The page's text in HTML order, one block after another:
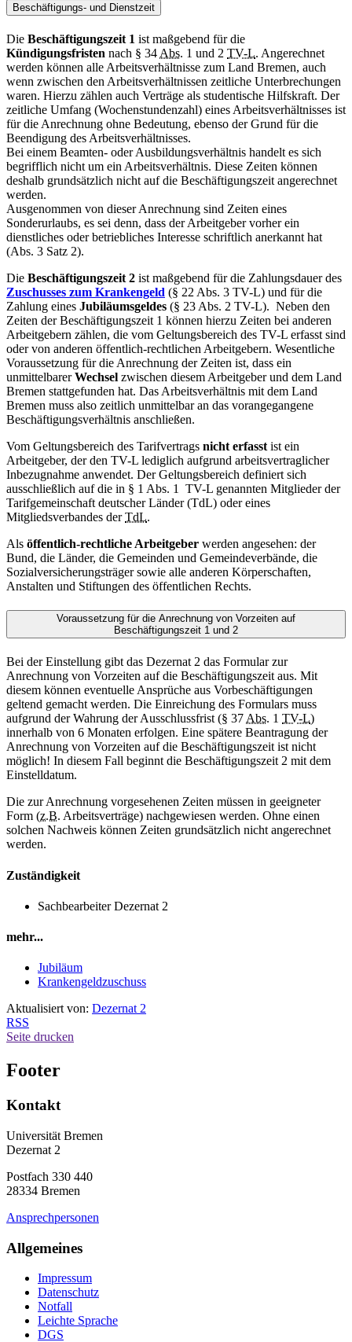
Beschäftigungs- und Dienstzeit
Die Beschäftigungszeit 1 ist maßgebend für die
Kündigungsfristen nach § 34 Abs. 1 und 2 TV-L. Angerechnet
werden können alle Arbeitsverhältnisse zum Land Bremen, auch
wenn zwischen den Arbeitsverhältnissen zeitliche Unterbrechungen
waren. Hierzu zählen auch Verträge als studentische Hilfskraft. Der
zeitliche Umfang (Wochenstundenzahl) eines Arbeitsverhältnisses ist
für die Anrechnung ohne Bedeutung, ebenso der Grund für die
Beendigung des Arbeitsverhältnisses.
Bei einem Beamten- oder Ausbildungsverhältnis handelt es sich
begrifflich nicht um ein Arbeitsverhältnis. Diese Zeiten können
deshalb grundsätzlich nicht auf die Beschäftigungszeit angerechnet
werden.
Ausgenommen von dieser Anrechnung sind Zeiten eines
Sonderurlaubs, es sei denn, dass der Arbeitgeber vorher ein
dienstliches oder betriebliches Interesse schriftlich anerkannt hat
(Abs. 3 Satz 2).
Die Beschäftigungszeit 2 ist maßgebend für die Zahlungsdauer des
Zuschusses zum Krankengeld (§ 22 Abs. 3 TV-L) und für die
Zahlung eines Jubiläumsgeldes (§ 23 Abs. 2 TV-L). Neben den
Zeiten der Beschäftigungszeit 1 können hierzu Zeiten bei anderen
Arbeitgebern zählen, die vom Geltungsbereich des TV-L erfasst sind
oder von anderen öffentlich-rechtlichen Arbeitgebern. Wesentliche
Voraussetzung für die Anrechnung der Zeiten ist, dass ein
unmittelbarerWechsel zwischen diesem Arbeitgeber und dem Land
Bremen stattgefunden hat. Das Arbeitsverhältnis mit dem Land
Bremen muss also zeitlich unmittelbar an das vorangegangene
Beschäftigungsverhältnis anschließen.
Vom Geltungsbereich des Tarifvertrags nicht erfasst ist ein
Arbeitgeber, der den TV-L lediglich aufgrund arbeitsvertraglicher
Inbezugnahme anwendet. Der Geltungsbereich definiert sich
ausschließlich auf die in § 1 Abs. 1 TV-L genannten Mitglieder der
Tarifgemeinschaft deutscher Länder (TdL) oder eines
Mitgliedsverbandes derTdL.
Als öffentlich-rechtliche Arbeitgeber werden angesehen: der
Bund, die Länder, die Gemeinden und Gemeindeverbände, die
Sozialversicherungsträger sowie alle anderen Körperschaften,
Anstalten und Stiftungen des öffentlichen Rechts.
Voraussetzung für die Anrechnung von Vorzeiten auf
Beschäftigungszeit 1 und 2
Bei der Einstellung gibt das Dezernat 2 das Formular zur
Anrechnung von Vorzeiten auf die Beschäftigungszeit aus. Mit
diesem können eventuelle Ansprüche aus Vorbeschäftigungen
geltend gemacht werden. Die Einreichung des Formulars muss
aufgrund der Wahrung der Ausschlussfrist (§ 37 Abs. 1 TV-L)
innerhalb von 6 Monaten erfolgen. Eine spätere Beantragung der
Anrechnung von Vorzeiten auf die Beschäftigungszeit ist nicht
möglich! In diesem Fall beginnt die Beschäftigungszeit 2 mit dem
Einstelldatum.
Die zur Anrechnung vorgesehenen Zeiten müssen in geeigneter
Form (z.B. Arbeitsverträge) nachgewiesen werden. Ohne einen
solchen Nachweis können Zeiten grundsätzlich nicht angerechnet
werden.
Zuständigkeit
Sachbearbeiter Dezernat 2
mehr...
Jubiläum
Krankengeldzuschuss
Aktualisiert von: Dezernat 2
RSS
Seite drucken
Footer
Kontakt
Universität Bremen
Dezernat 2
Postfach 330 440
28334 Bremen
Ansprechpersonen
Allgemeines
Impressum
Datenschutz
Notfall
Leichte Sprache
DGS